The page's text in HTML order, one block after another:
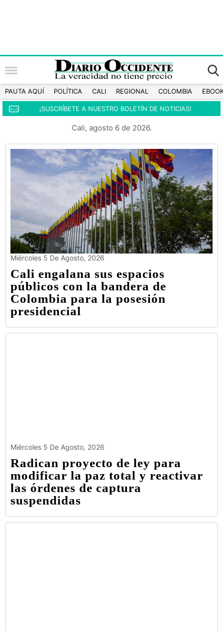
PAUTA AQUÍ POLÍTICA CALI REGIONAL COLOMBIA
¡SUSCRÍBETE A NUESTRO BOLETÍN DE NOTICIAS!
Cali, agosto 6 de 2026.
Miércoles 5 De Agosto, 2026
Cali engalana sus espacios
públicos con la bandera de
Colombia para la posesión
presidencial
Miércoles 5 De Agosto, 2026
Radican proyecto de ley para
modificar la paz total y reactivar
las órdenes de captura
suspendidas